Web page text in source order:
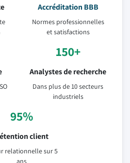
Accréditation BBB
Normes professionnelles
et satisfactions
150+
Analystes de recherche
Dans plus de 10 secteurs
industriels
95%
client
relationnelle sur 5
ans